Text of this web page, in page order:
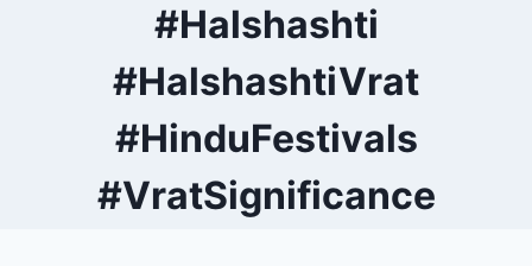
#Halshashti
#HalshashtiVrat
#HinduFestivals
#VratSignificance